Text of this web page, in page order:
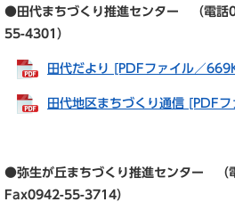
●田代まちづくり推進センター （電
55-4301）
田代だより [PDFファイル／
田代地区まちづくり通信 [PDF
●弥生が丘まちづくり推進センター
Fax0942-55-3714）